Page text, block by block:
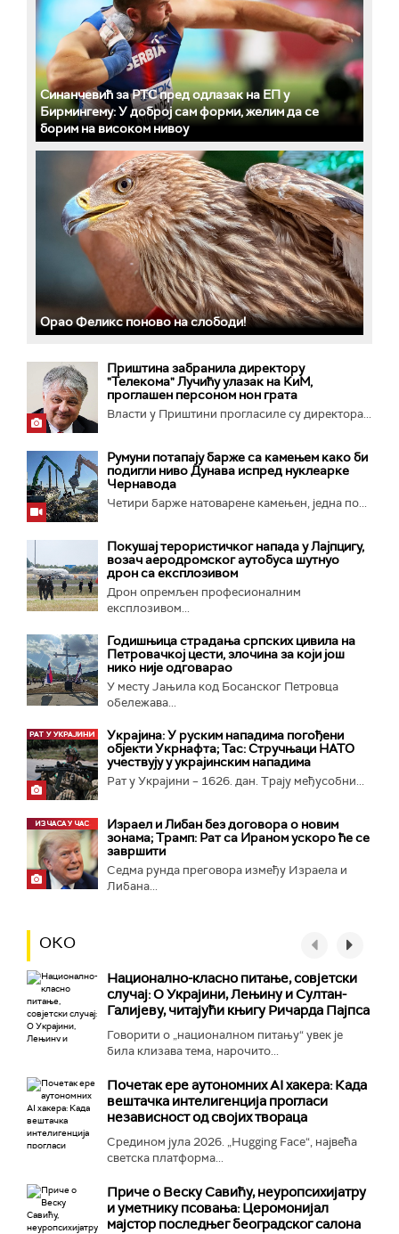
Синанчевић за РТС пред одлазак на ЕП у
Бирмингему: У доброј сам форми, желим да се
борим на високом нивоу
Орао Феликс поново на слободи!
Приштина забранила директору
"Телекома" Лучићу улазак на КиМ,
проглашен персоном нон грата
Власти у Приштини прогласиле су директора...
Румуни потапају барже са камењем како би
подигли ниво Дунава испред нуклеарке
Чернавода
Четири барже натоварене камењен, једна по...
Покушај терористичког напада у Лајпцигу,
возач аеродромског аутобуса шутнуо
дрон са експлозивом
Дрон опремљен професионалним
експлозивом...
Годишњица страдања српских цивила на
Петровачкој цести, злочина за који још
нико није одговарао
У месту Јањила код Босанског Петровца
обележава...
Украјина: У руским нападима погођени
објекти Укрнафта; Тас: Стручњаци НАТО
учествују у украјинским нападима
Рат у Украјини – 1626. дан. Трају међусобни...
Израел и Либан без договора о новим
зонама; Трамп: Рат са Ираном ускоро ће се
завршити
Седма рунда преговора између Израела и
Либана...
ОКО
Национално-класнo питање, совјетски
случај: О Украјини, Лењину и Султан-
Галијеву, читајући књигу Ричарда Пајпса
Говорити о „националном питању“ увек је
била клизава тема, нарочито...
Почетак ере аутономних AI хакера: Када
вештачка интелигенција прогласи
независност од својих твораца
Средином јула 2026. „Hugging Face“, највећа
светска платформа...
Приче о Веску Савићу, неуропсихијатру
и уметнику псовања: Церомонијал
мајстор последњег београдског салона